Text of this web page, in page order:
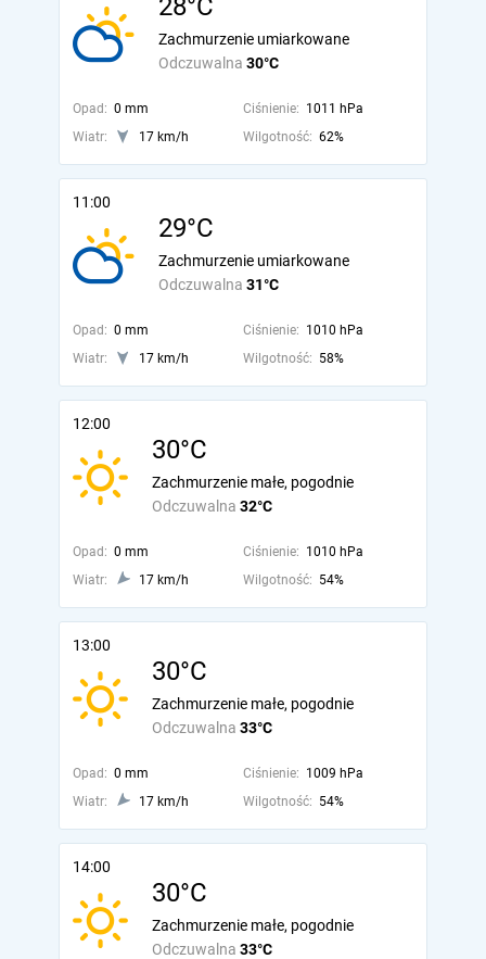
28°C
Odczuwalna 30°C
Zachmurzenie umiarkowane
Opad: 0 mm Ciśnienie: 1011 hPa
Wiatr:
17 km/h Wilgotność: 62%
11:00
29°C
Odczuwalna 31°C
Zachmurzenie umiarkowane
Opad: 0 mm Ciśnienie: 1010 hPa
Wiatr:
17 km/h Wilgotność: 58%
12:00
30°C
Odczuwalna 32°C
Zachmurzenie małe, pogodnie
Opad: 0 mm Ciśnienie: 1010 hPa
Wiatr:
17 km/h Wilgotność: 54%
13:00
30°C
Odczuwalna 33°C
Zachmurzenie małe, pogodnie
Opad: 0 mm Ciśnienie: 1009 hPa
Wiatr:
17 km/h Wilgotność: 54%
14:00
30°C
Odczuwalna 33°C
Zachmurzenie małe, pogodnie